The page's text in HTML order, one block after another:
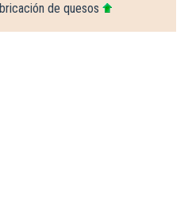
de quesos